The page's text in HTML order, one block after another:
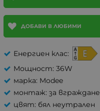
ДОБАВИ В ЛЮБИМИ
Енергиен клас:
Мощност: 36W
марка: Modee
монтаж: за вграждане
цвят: бял неутрален